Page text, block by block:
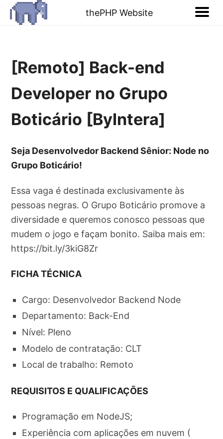
thePHP Website
[Remoto] Back-end
Developer no Grupo
Boticário [ByIntera]
Seja Desenvolvedor Backend Sênior: Node no
Grupo Boticário!
Essa vaga é destinada exclusivamente às
pessoas negras. O Grupo Boticário promove a
diversidade e queremos conosco pessoas que
mudem o jogo e façam bonito. Saiba mais em:
https://bit.ly/3kiG8Zr
FICHA TÉCNICA
Cargo: Desenvolvedor Backend Node
Departamento: Back-End
Nível: Pleno
Modelo de contratação: CLT
Local de trabalho: Remoto
REQUISITOS E QUALIFICAÇÕES
Programação em NodeJS;
Experiência com aplicações em nuvem (